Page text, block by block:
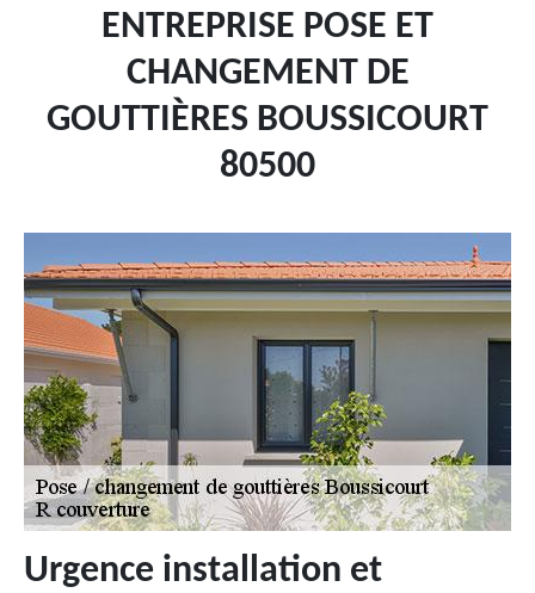
ENTREPRISE POSE ET
CHANGEMENT DE
GOUTTIÈRES BOUSSICOURT
80500
Urgence installation et